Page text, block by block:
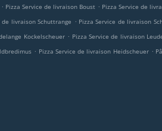
. Pizza Service de livraison Boust . Pizza Service de
de livraison Schuttrange . Pizza Service de livraison
Kockelscheuer . Pizza Service de livraison
. Pizza Service de livraison Heidscheuer .